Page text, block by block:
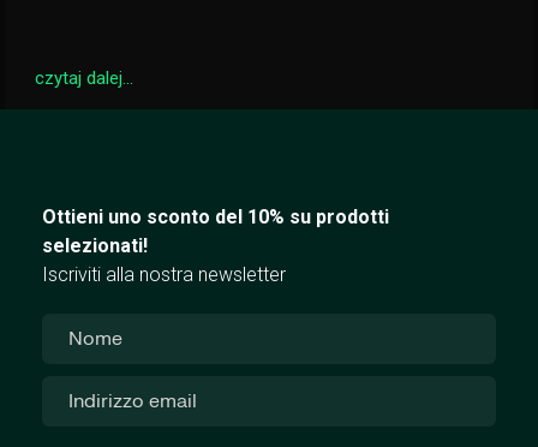
czytaj dalej...
Ottieni uno sconto del 10% su prodotti
selezionati!
Iscriviti alla nostra newsletter